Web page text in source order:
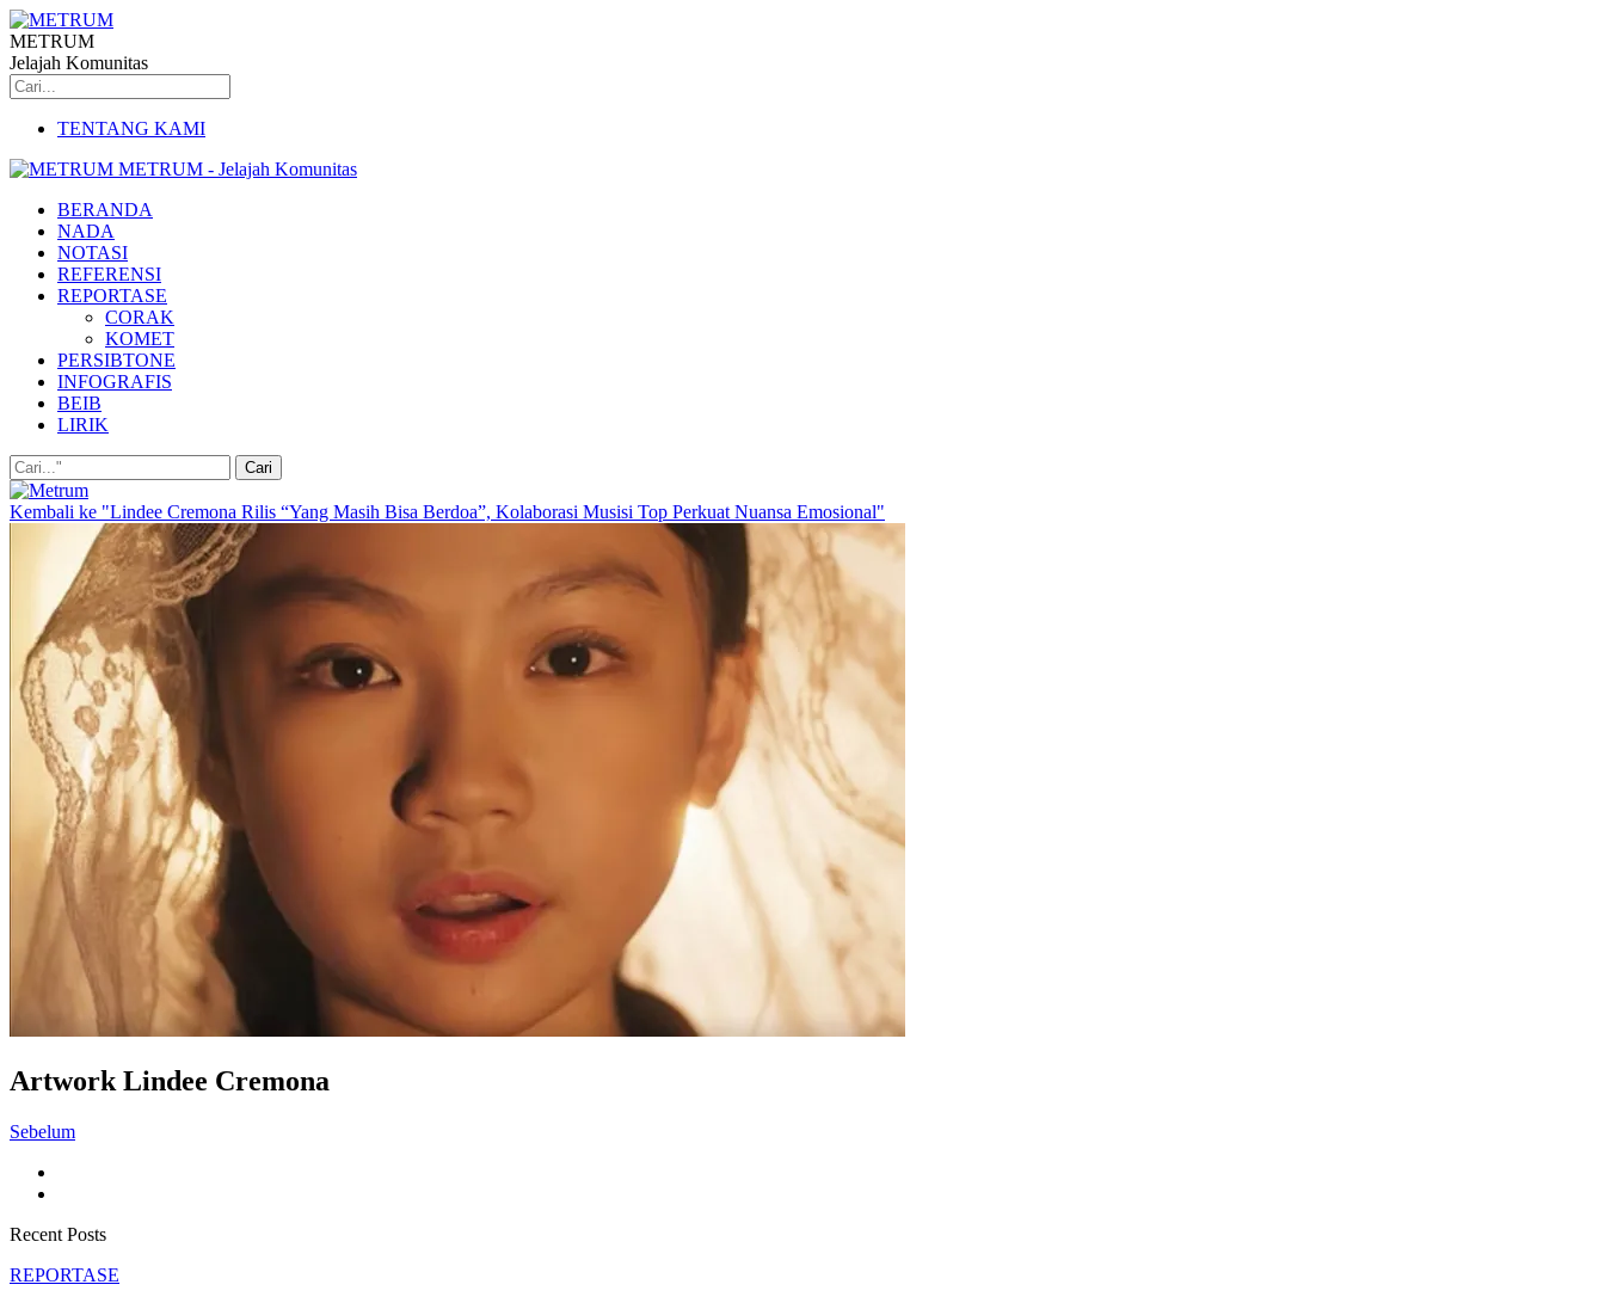
METRUM
Jelajah Komunitas
TENTANG KAMI
METRUM - Jelajah Komunitas
BERANDA
NADA
NOTASI
REFERENSI
REPORTASE
CORAK
KOMET
PERSIBTONE
INFOGRAFIS
BEIB
LIRIK
Kembali ke "Lindee Cremona Rilis “Yang Masih Bisa Berdoa”, Kolaborasi Musisi Top Perkuat Nuansa Emosional"
Artwork Lindee Cremona
Sebelum
Recent Posts
REPORTASE